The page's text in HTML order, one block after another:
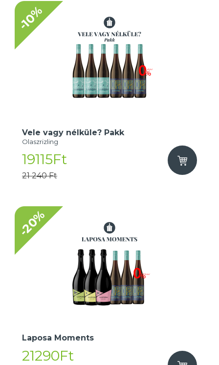
-10%
Vele vagy nélküle? Pakk
Olaszrizling
19115Ft
21 240 Ft
-20%
Laposa Moments
21290Ft